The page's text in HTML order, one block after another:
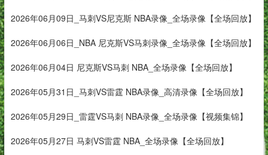
2026年06月09日_马刺VS尼克斯 NBA录像_全场录像【全场回放】
2026年06月06日_NBA 尼克斯VS马刺录像_全场录像【全场回放】
2026年06月04日 尼克斯VS马刺 NBA_全场录像【全场回放】
2026年05月31日_马刺VS雷霆 NBA录像_高清录像【全场回放】
2026年05月29日_雷霆VS马刺 NBA录像_全场录像【视频集锦】
2026年05月27日 马刺VS雷霆 NBA_全场录像【全场回放】